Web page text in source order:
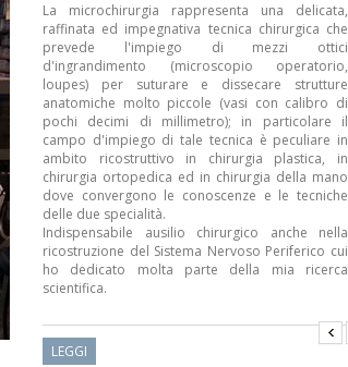
La microchirurgia rappresenta una delicata,
raffinata ed impegnativa tecnica chirurgica che
prevede l'impiego di mezzi ottici
d'ingrandimento (microscopio operatorio,
loupes) per suturare e dissecare strutture
anatomiche molto piccole (vasi con calibro di
pochi decimi di millimetro); in particolare il
campo d'impiego di tale tecnica è peculiare in
ambito ricostruttivo in chirurgia plastica, in
chirurgia ortopedica ed in chirurgia della mano
dove convergono le conoscenze e le tecniche
delle due specialità.
Indispensabile ausilio chirurgico anche nella
ricostruzione del Sistema Nervoso Periferico cui
ho dedicato molta parte della mia ricerca
scientifica.
LEGGI